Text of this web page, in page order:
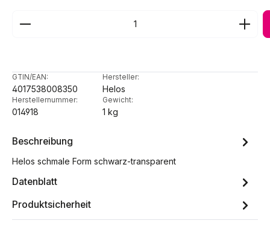
Produkt Anzahl: Gib den gewünschten Wert ein
GTIN/EAN:
4017538008350
Hersteller:
Helos
Herstellernummer:
014918
Gewicht:
1 kg
Beschreibung
Helos schmale Form schwarz-transparent
Datenblatt
Produktsicherheit